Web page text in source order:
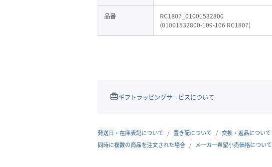
品番
RC1807_01001532800
(01001532800-109-106 RC1807)
redeemギフトラッピングサービスについて
発送日・在庫表記について 置き配について
交換・返品について
同時に複数の商品を注文された場合
メーカー希望小売価格について